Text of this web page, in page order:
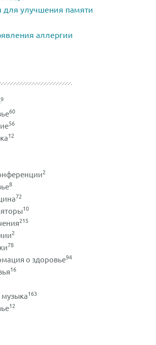
9
60
56
12
2
8
72
10
215
2
78
о здоровье94
16
163
12
для улучшения памяти
аллергии